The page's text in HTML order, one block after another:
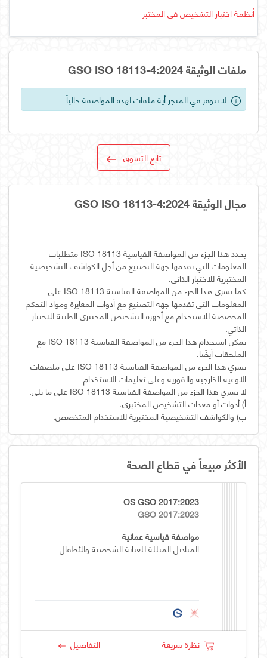
أنظمة اختبار التشخيص في المختبر
ملفات الوثيقة GSO ISO 18113-4:2024
لا تتوفر في المتجر أية ملفات لهذه المواصفة حالياً
تابع التسوق
مجال الوثيقة GSO ISO 18113-4:2024
يحدد هذا الجزء من المواصفة القياسية ISO 18113 متطلبات
المعلومات التي تقدمها جهة التصنيع من أجل الكواشف التشخيصية
كما يسري هذا الجزء من المواصفة القياسية ISO 18113 على
المعلومات التي تقدمها جهة التصنيع مع أدوات المعايرة ومواد التحكم
المخصصة للاستخدام مع أجهزة التشخيص المختبري الطبية للاختبار
يمكن استخدام هذا الجزء من المواصفة القياسية ISO 18113 مع
يسري هذا الجزء من المواصفة القياسية ISO 18113 على ملصقات
‌ب) والكواشف التشخيصية المختبرية للاستخدام المتخصص.
الأكثر مبيعاً في قطاع الصحة
OS GSO 2017:2023
GSO 2017:2023
مواصفة قياسية عمانية
المناديل المبللة للعناية الشخصية وللأطفال
نظرة سريعة التفاصيل